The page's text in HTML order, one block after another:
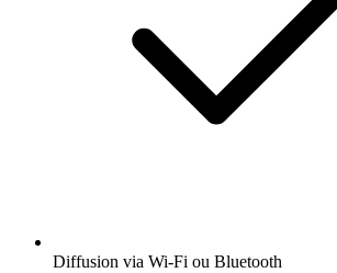
Diffusion via Wi-Fi ou Bluetooth